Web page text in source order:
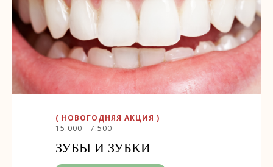
( НОВОГОДНЯЯ АКЦИЯ )
15.000 - 7.500
ЗУБЫ И ЗУБКИ